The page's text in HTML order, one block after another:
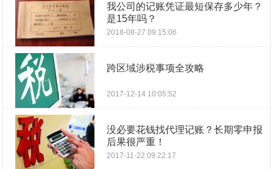
我公司的记账凭证最短保存多少年？
是15年吗？
2018-08-27 09:15:06
跨区域涉税事项全攻略
2017-12-14 10:05:52
没必要花钱找代理记账？长期零申报
后果很严重！
2017-11-22 09:22:17